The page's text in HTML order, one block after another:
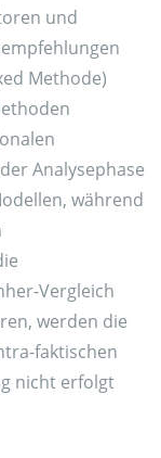
und
Methode)
Analysephase
während
Vergleich
werden die
faktischen
nicht erfolgt